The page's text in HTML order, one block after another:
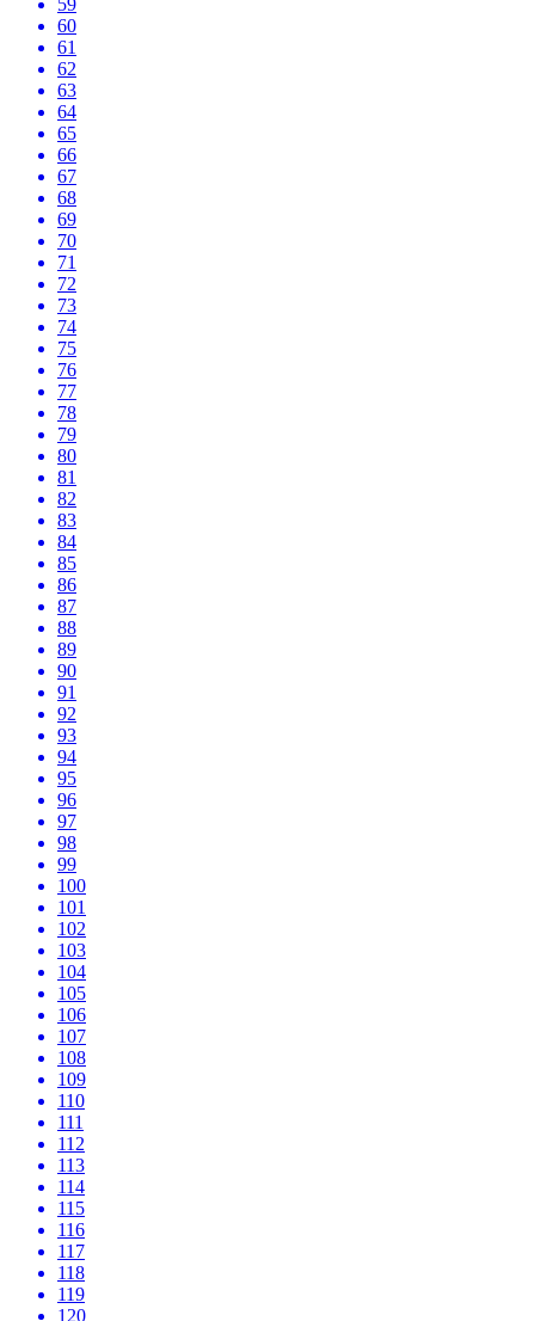
59
60
61
62
63
64
65
66
67
68
69
70
71
72
73
74
75
76
77
78
79
80
81
82
83
84
85
86
87
88
89
90
91
92
93
94
95
96
97
98
99
100
101
102
103
104
105
106
107
108
109
110
111
112
113
114
115
116
117
118
119
120